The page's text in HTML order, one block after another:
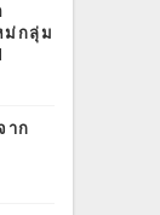
ม่กลุ่ม
าก